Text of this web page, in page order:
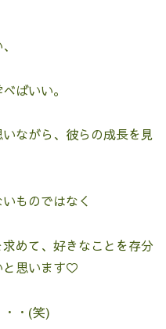
ばいい。
ながら、彼らの成長を見
ものではなく
めて、好きなことを存分
と思います♡
・(笑)